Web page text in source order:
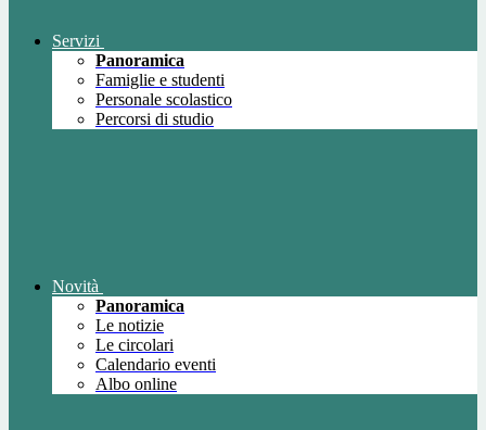
Servizi
Panoramica
Famiglie e studenti
Personale scolastico
Percorsi di studio
Novità
Panoramica
Le notizie
Le circolari
Calendario eventi
Albo online